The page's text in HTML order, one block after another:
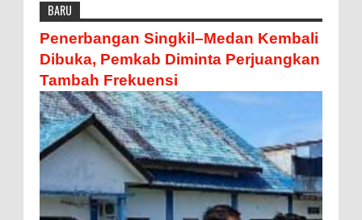
BARU
Penerbangan Singkil–Medan Kembali
Dibuka, Pemkab Diminta Perjuangkan
Tambah Frekuensi